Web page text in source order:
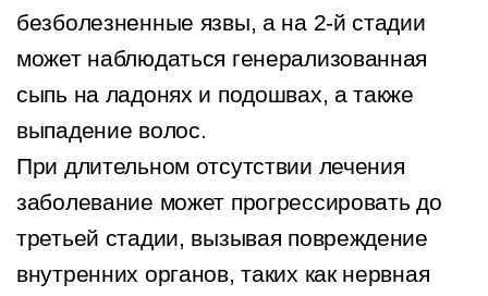
безболезненные язвы, а на 2-й стадии
может наблюдаться генерализованная
сыпь на ладонях и подошвах, а также
выпадение волос.
При длительном отсутствии лечения
заболевание может прогрессировать до
третьей стадии, вызывая повреждение
внутренних органов, таких как нервная